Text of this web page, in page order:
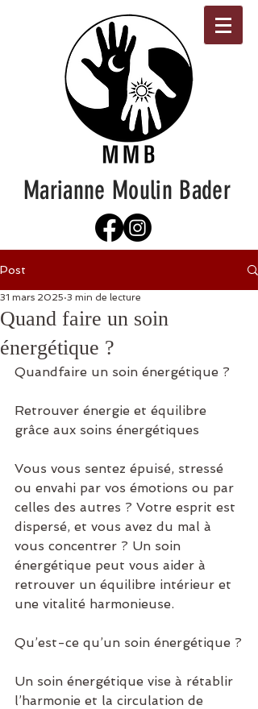
Marianne Moulin Bader
Post
Quand faire un soin
énergétique ?
31 mars 2025 3 min de lecture
Quandfaire un soin énergétique ?
Retrouver énergie et équilibre
grâce aux soins énergétiques
Vous vous sentez épuisé, stressé
ou envahi par vos émotions ou par
celles des autres ? Votre esprit est
dispersé, et vous avez du mal à
vous concentrer ? Un soin
énergétique peut vous aider à
retrouver un équilibre intérieur et
une vitalité harmonieuse.
Qu’est-ce qu’un soin énergétique ?
Un soin énergétique vise à rétablir
l’harmonie et la circulation de